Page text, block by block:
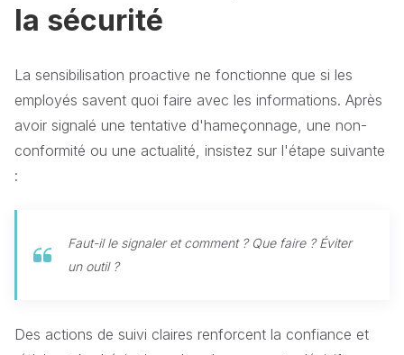
la sécurité
La sensibilisation proactive ne fonctionne que si les
employés savent quoi faire avec les informations. Après
avoir signalé une tentative d'hameçonnage, une non-
conformité ou une actualité, insistez sur l'étape suivante
:
Faut-il le signaler et comment ? Que faire ? Éviter
un outil ?
Des actions de suivi claires renforcent la confiance et